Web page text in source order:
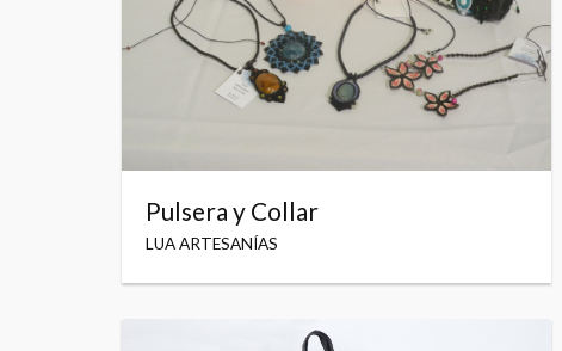
Pulsera y Collar
LUA ARTESANÍAS